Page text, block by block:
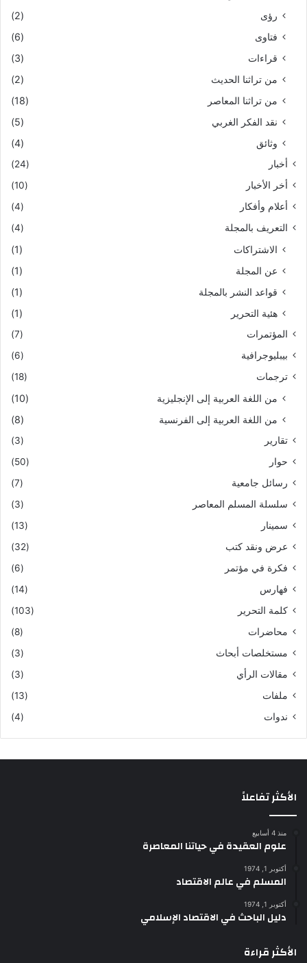
رؤى
(2)
فتاوى
(6)
قراءات
(3)
من تراثنا الحديث
(2)
من تراثنا المعاصر
(18)
نقد الفكر الغربي
(5)
وثائق
(4)
أخبار
(24)
أخر الأخبار
(10)
أعلام وأفكار
(4)
التعريف بالمجلة
(4)
الاشتراكات
(1)
عن المجلة
(1)
قواعد النشر بالمجلة
(1)
هئية التحرير
(1)
المؤتمرات
(7)
بيبليوجرافية
(6)
ترجمات
(18)
من اللغة العربية إلى الإنجليزية
(10)
من اللغة العربية إلى الفرنسية
(8)
تقارير
(3)
حوار
(50)
رسائل جامعية
(7)
سلسلة المسلم المعاصر
(3)
سمينار
(13)
عرض ونقد كتب
(32)
فكرة في مؤتمر
(6)
فهارس
(14)
كلمة التحرير
(103)
محاضرات
(8)
مستخلصات أبحاث
(3)
مقالات الرأي
(3)
ملفات
(13)
ندوات
(4)
الأكثر تفاعلاً
منذ 4 أسابيع
علوم العقيدة في حياتنا المعاصرة
أكتوبر 1, 1974
المسلم في عالم الاقتصاد
أكتوبر 1, 1974
دليل الباحث في الاقتصاد الإسلامي
الأكثر قراءة